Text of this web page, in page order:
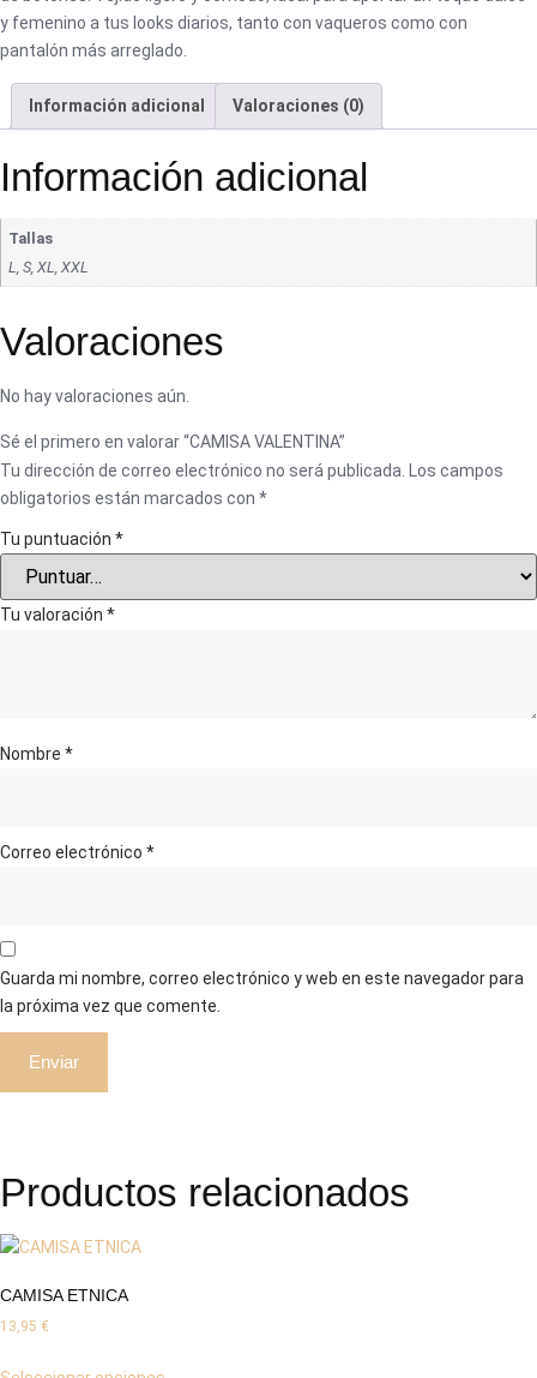
y femenino a tus looks diarios, tanto con vaqueros como con
pantalón más arreglado.
Información adicional Valoraciones (0)
Información adicional
Tallas
L, S, XL, XXL
Valoraciones
No hay valoraciones aún.
Sé el primero en valorar “CAMISA VALENTINA”
Tu dirección de correo electrónico no será publicada. Los campos
obligatorios están marcados con *
Tu puntuación *
Tu valoración *
Nombre *
Correo electrónico *
Guarda mi nombre, correo electrónico y web en este navegador para
la próxima vez que comente.
Productos relacionados
CAMISA ETNICA
13,95 €